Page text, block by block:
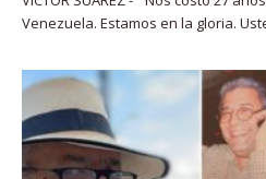
Venezuela. Estamos en la gloria.